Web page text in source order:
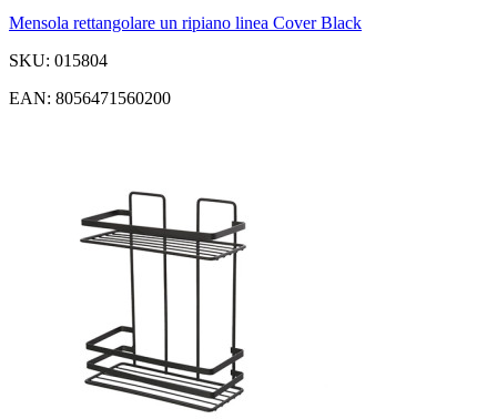
Mensola rettangolare un ripiano linea Cover Black
SKU: 015804
EAN: 8056471560200